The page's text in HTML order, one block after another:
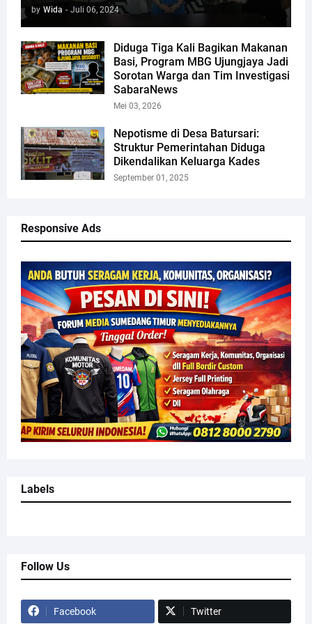
by Wida - Juli 06, 2024
Diduga Tiga Kali Bagikan Makanan
Basi, Program MBG Ujungjaya Jadi
Sorotan Warga dan Tim Investigasi
SabaraNews
Mei 03, 2026
Nepotisme di Desa Batursari:
Struktur Pemerintahan Diduga
Dikendalikan Keluarga Kades
September 01, 2025
Responsive Ads
Labels
Follow Us
Facebook Twitter